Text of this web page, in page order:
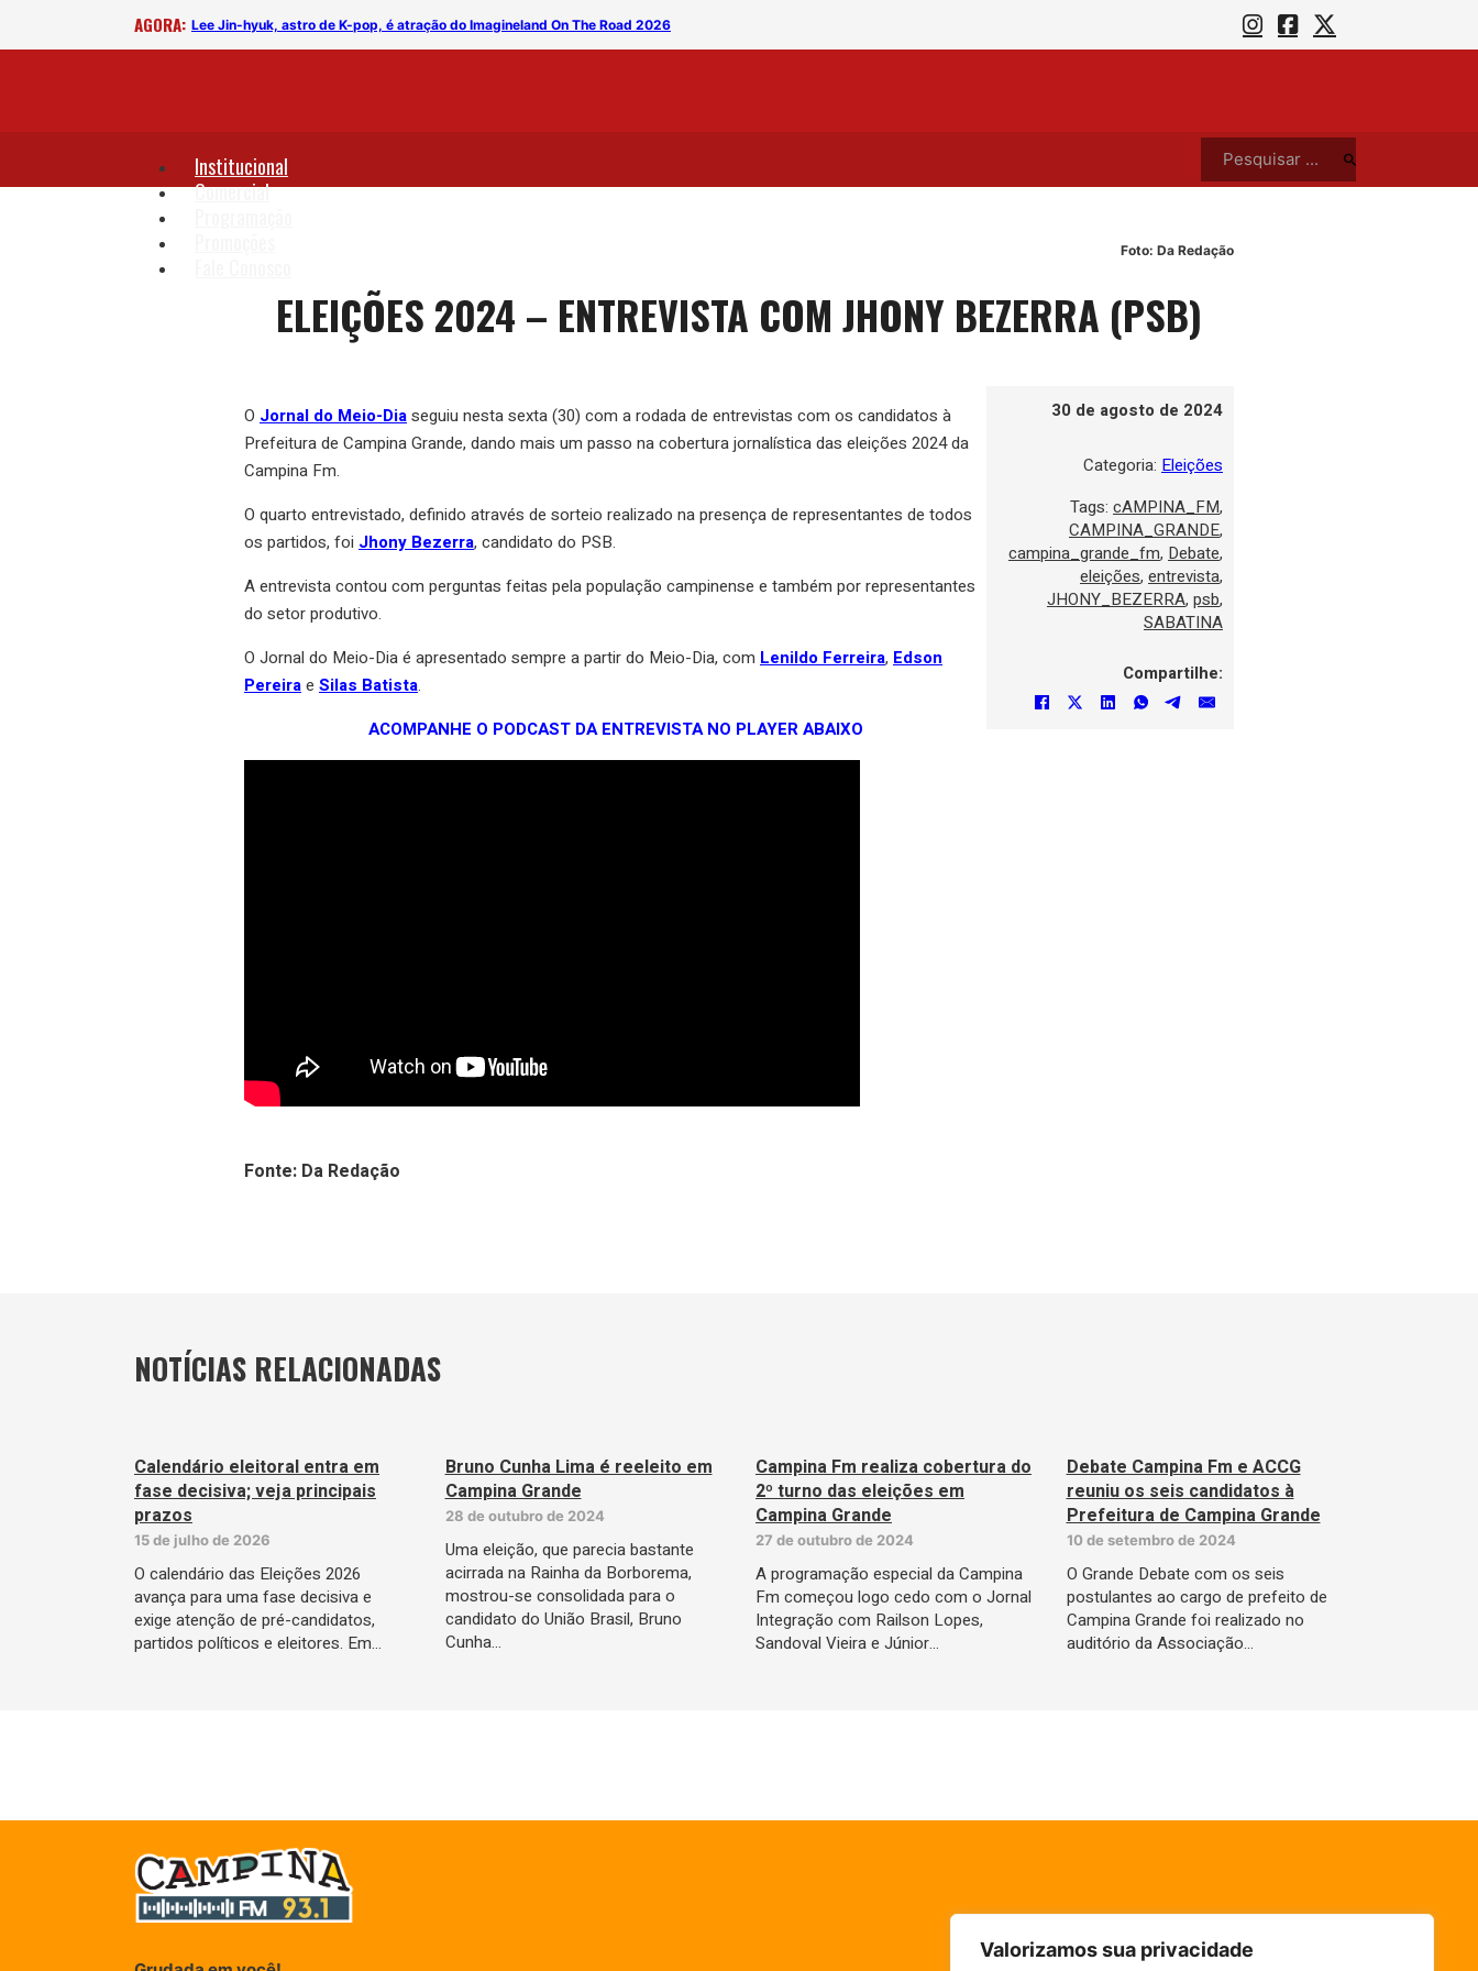
Valorizamos sua privacidade
AGORA: Lee Jin-hyuk, astro de K-pop, é atração do Imagineland On The Road 2026 Banda Silêncio leva clássicos do Reggae para a Toca do Rato nesta sexta (7)
Institucional
Comercial
Pesquisar ...
Foto: Da Redação
ELEIÇÕES 2024 – ENTREVISTA COM JHONY BEZERRA (PSB)
O Jornal do Meio-Diaseguiu nesta sexta (30) com a rodada de entrevistas com os candidatos à
Prefeitura de Campina Grande, dando mais um passo na cobertura jornalística das eleições 2024 da
Campina Fm.
O quarto entrevistado, definido através de sorteio realizado na presença de representantes de todos
os partidos, foi Jhony Bezerra, candidato do PSB.
A entrevista contou com perguntas feitas pela população campinense e também por representantes
do setor produtivo.
O Jornal do Meio-Dia é apresentado sempre a partir do Meio-Dia, com Lenildo Ferreira, Edson
Pereirae Silas Batista.
ACOMPANHE O PODCAST DA ENTREVISTA NO PLAYER ABAIXO
Fonte: Da Redação
30 de agosto de 2024
Categoria: Eleições
Tags: cAMPINA_FM,
CAMPINA_GRANDE,
campina_grande_fm, Debate,
eleições, entrevista,
JHONY_BEZERRA, psb,
SABATINA
Compartilhe:
NOTÍCIAS RELACIONADAS
Calendário eleitoral entra em
fase decisiva; veja principais
prazos
15 de julho de 2026
O calendário das Eleições 2026
avança para uma fase decisiva e
exige atenção de pré-candidatos,
partidos políticos e eleitores. Em…
Bruno Cunha Lima é reeleito em
Campina Grande
28 de outubro de 2024
Uma eleição, que parecia bastante
acirrada na Rainha da Borborema,
mostrou-se consolidada para o
candidato do União Brasil, Bruno
Cunha…
Campina Fm realiza cobertura do
2º turno das eleições em
Campina Grande
27 de outubro de 2024
A programação especial da Campina
Fm começou logo cedo com o Jornal
Integração com Railson Lopes,
Sandoval Vieira e Júnior…
Debate Campina Fm e ACCG
reuniu os seis candidatos à
Prefeitura de Campina Grande
10 de setembro de 2024
O Grande Debate com os seis
postulantes ao cargo de prefeito de
Campina Grande foi realizado no
auditório da Associação…